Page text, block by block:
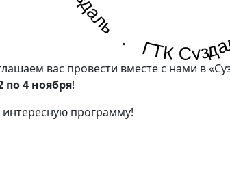
вас провести вместе с нами в
по 4 ноября!
программу!